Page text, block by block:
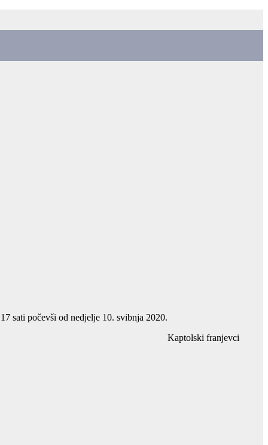
sati počevši od nedjelje 10. svibnja 2020.
Kaptolski franjevci